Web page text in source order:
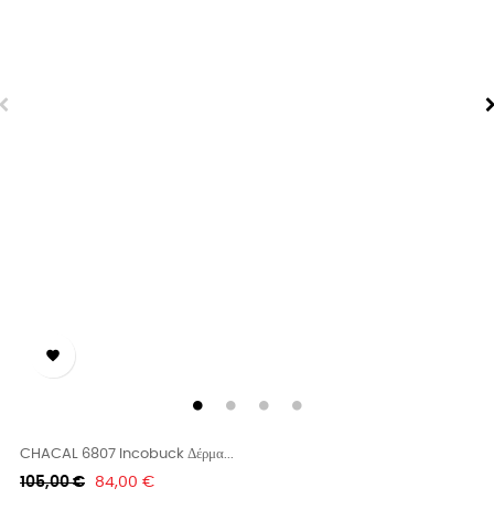

CHACAL 6807 Incobuck Δέρμα...
Κανονική
105,00 € Τιμή
84,00 €